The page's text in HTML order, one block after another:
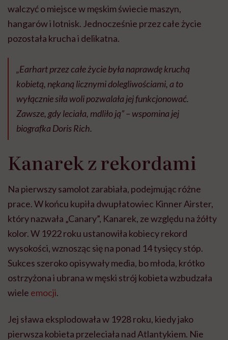
walczyć o miejsce w męskim świecie maszyn,
hangarów i lotnisk. Jednocześnie przez całe życie
pozostała krucha i delikatna.
„Earhart przez całe życie była naprawdę kruchą
kobietą, nękaną licznymi dolegliwościami, a to
wyłącznie siła woli pozwalała jej funkcjonować.
Zawsze, gdy leciała, mdliło ją”– wspomina jej
biografka Doris Rich.
Kanarek z rekordami
Na pierwszy samolot zarabiała, podejmując różne
prace. W końcu kupiła dwupłatowiec Kinner Airster,
który nazwała „Canary”, Kanarek, ze względu na żółty
kolor. W 1922 roku ustanowiła kobiecy rekord
wysokości, wznosząc się na ponad 14 tysięcy stóp.
Sukces szeroko opisywały media, bo młoda, krótko
ostrzyżona i ubrana w męski strój kobieta wzbudzała
wiele emocji.
Jej sława eksplodowała w 1928 roku, kiedy jako
pierwsza kobieta przeleciała nad Atlantykiem. Nie